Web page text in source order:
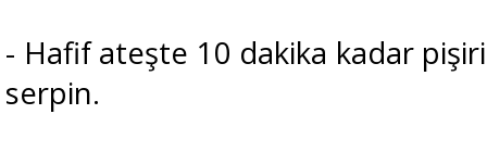
- Hafif ateşte 10 dakika kadar
serpin.